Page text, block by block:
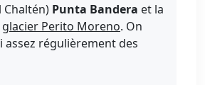
Chaltén) Punta Bandera et la
glacier Perito Moreno. On
assez régulièrement des